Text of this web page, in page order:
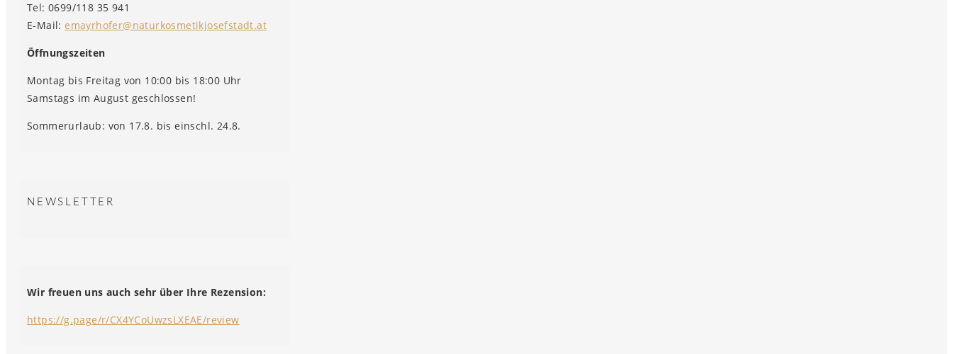
Tel: 0699/118 35 941
E-Mail:emayrhofer@naturkosmetikjosefstadt.at
Öffnungszeiten
Montag bis Freitag von 10:00 bis 18:00 Uhr
Samstags im August geschlossen!
Sommerurlaub: von 17.8. bis einschl. 24.8.
NEWSLETTER
Wir freuen uns auch sehr über Ihre Rezension:
https://g.page/r/CX4YCoUwzsLXEAE/review